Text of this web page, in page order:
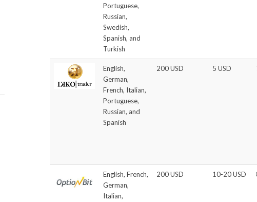
Portuguese,
Russian,
Swedish,
Spanish, and
Turkish
English,
German,
French, Italian,
Portuguese,
Russian, and
Spanish
200 USD 5 USD
English, French,
German,
Italian,
200 USD 10-20 USD